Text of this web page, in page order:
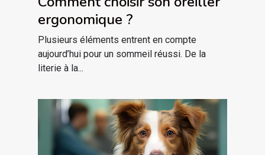
ergonomique ?
Plusieurs éléments entrent en compte
aujourd’hui pour un sommeil réussi. De la
literie à la...